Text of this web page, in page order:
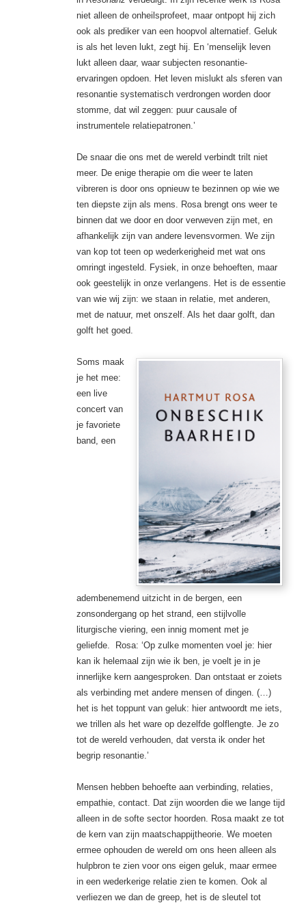
niet alleen de onheilsprofeet, maar ontpopt hij zich
ook als prediker van een hoopvol alternatief. Geluk
is als het leven lukt, zegt hij. En ‘menselijk leven
lukt alleen daar, waar subjecten resonantie-
ervaringen opdoen. Het leven mislukt als sferen van
resonantie systematisch verdrongen worden door
stomme, dat wil zeggen: puur causale of
instrumentele relatiepatronen.’
De snaar die ons met de wereld verbindt trilt niet
meer. De enige therapie om die weer te laten
vibreren is door ons opnieuw te bezinnen op wie we
ten diepste zijn als mens. Rosa brengt ons weer te
binnen dat we door en door verweven zijn met, en
afhankelijk zijn van andere levensvormen. We zijn
van kop tot teen op wederkerigheid met wat ons
omringt ingesteld. Fysiek, in onze behoeften, maar
ook geestelijk in onze verlangens. Het is de essentie
van wie wij zijn: we staan in relatie, met anderen,
met de natuur, met onszelf. Als het daar golft, dan
golft het goed.
Soms maak
je het mee:
een live
concert van
je favoriete
band, een
adembenemend uitzicht in de bergen, een
zonsondergang op het strand, een stijlvolle
liturgische viering, een innig moment met je
geliefde. Rosa: ‘Op zulke momenten voel je: hier
kan ik helemaal zijn wie ik ben, je voelt je in je
innerlijke kern aangesproken. Dan ontstaat er zoiets
als verbinding met andere mensen of dingen. (…)
het is het toppunt van geluk: hier antwoordt me iets,
we trillen als het ware op dezelfde golflengte. Je zo
tot de wereld verhouden, dat versta ik onder het
begrip resonantie.’
Mensen hebben behoefte aan verbinding, relaties,
empathie, contact. Dat zijn woorden die we lange tijd
alleen in de softe sector hoorden. Rosa maakt ze tot
de kern van zijn maatschappijtheorie. We moeten
ermee ophouden de wereld om ons heen alleen als
hulpbron te zien voor ons eigen geluk, maar ermee
in een wederkerige relatie zien te komen. Ook al
verliezen we dan de greep, het is de sleutel tot